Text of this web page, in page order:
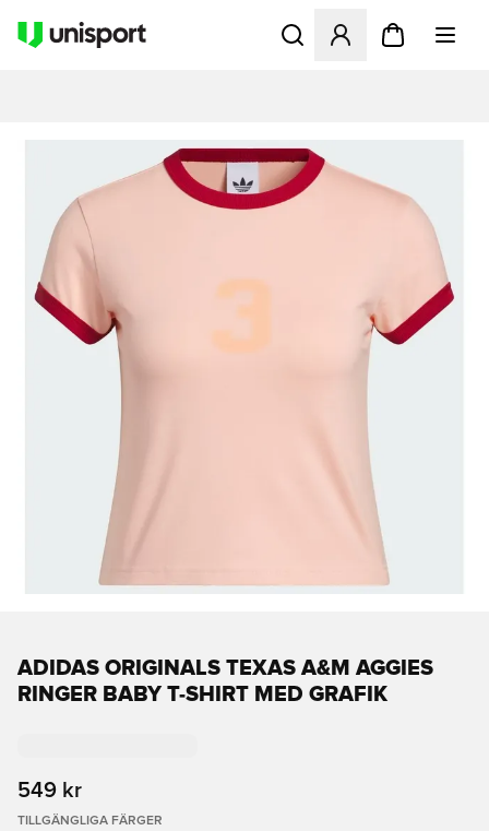
Öppnar en Modal för att
ADIDAS ORIGINALS TEXAS A&M AGGIES
RINGER BABY T-SHIRT MED GRAFIK
549 kr
TILLGÄNGLIGA FÄRGER